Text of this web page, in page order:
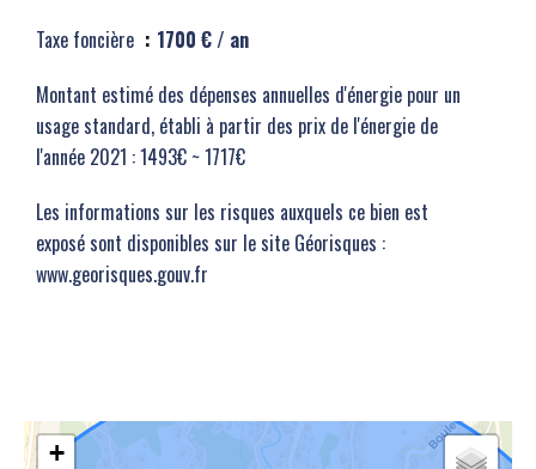
Taxe foncière
1700 € / an
Montant estimé des dépenses annuelles d'énergie pour un
usage standard, établi à partir des prix de l'énergie de
l'année 2021 : 1493€ ~ 1717€
Les informations sur les risques auxquels ce bien est
exposé sont disponibles sur le site Géorisques :
www.georisques.gouv.fr
+